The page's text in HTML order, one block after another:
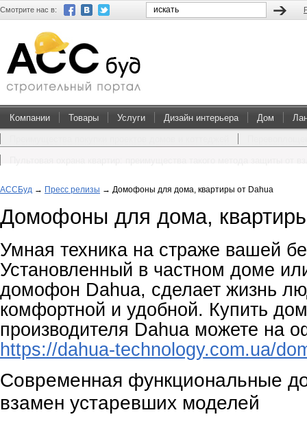
Смотрите нас в:
Компании Товары Услуги Дизайн интерьера Дом
АССБуд → Пресс релизы → Домофоны для дома, квартиры от Dahua
Домофоны для дома,
Умная техника на страже вашей
Установленный в частном доме
домофон Dahua, сделает жизнь
комфортной и удобной. Купить
производителя Dahua можете на
https://dahua-technology.com.ua/
Современная функциональные
взамен устаревших моделей